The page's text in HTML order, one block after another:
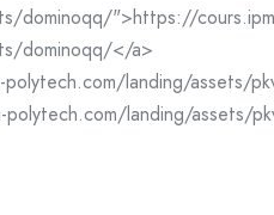
dominoqq/">https://
dominoqq/</a>
landing/assets/
landing/assets/